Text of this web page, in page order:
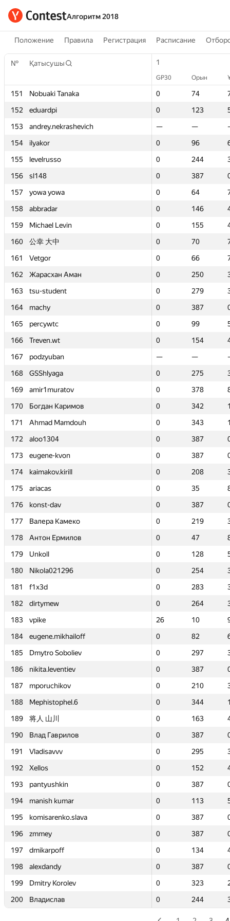
Алгоритм 2018
Положение Правила Регистрация Расписание
№ Қатысушы 1
GP30 Орын
151 Nobuaki Tanaka 0 74
152
eduardpi 0 123
153
andrey.nekrashevich — —
154
ilyakor 0 96
155
levelrusso 0 244
156
sl148 0 387
157
yowa yowa 0 64
158
abbradar 0 146
159
Michael Levin 0 155
160
公幸 大中 0 70
161
Vetgor 0 66
162
Жарасхан Аман 0 250
163
tsu-student 0 279
164
machy 0 387
165
percywtc 0 99
166
Treven.wt 0 154
167
podzyuban — —
168
GSShlyaga 0 275
169
amir1muratov 0 378
170
Богдан Каримов 0 342
171
Ahmad Mamdouh 0 343
172
aloo1304 0 387
173
eugene-kvon 0 387
174
kaimakov.kirill 0 208
175
ariacas 0 35
176
konst-dav 0 387
177
Валера Камеко 0 219
178
Антон Ермилов 0 47
179
Unkoll 0 128
180
Nikola021296 0 254
181
f1x3d 0 283
182
dirtymew 0 264
183
vpike 26 10
184
eugene.mikhailoff 0 82
185
Dmytro Soboliev 0 297
186
nikita.leventiev 0 387
187
mporuchikov 0 210
188
Mephistophel.6 0 344
189
将人 山川 0 163
190
Влад Гаврилов 0 387
191
Vladisavvv 0 295
192
Xellos 0 152
193
pantyushkin 0 387
194
manish kumar 0 113
195
komisarenko.slava 0 387
196
zmmey 0 387
197
dmikarpoff 0 134
198
alexdandy 0 387
199
Dmitry Korolev 0 323
200
Владислав 0 244
№ Қатысушы 1
GP30 Орын
151 Nobuaki Tanaka 0 74
152
eduardpi 0 123
153
andrey.nekrashevich — —
154
ilyakor 0 96
155
levelrusso 0 244
156
sl148 0 387
157
yowa yowa 0 64
158
abbradar 0 146
159
Michael Levin 0 155
160
公幸 大中 0 70
161
Vetgor 0 66
162
Жарасхан Аман 0 250
163
tsu-student 0 279
164
machy 0 387
165
percywtc 0 99
166
Treven.wt 0 154
167
podzyuban — —
168
GSShlyaga 0 275
169
amir1muratov 0 378
170
Богдан Каримов 0 342
171
Ahmad Mamdouh 0 343
172
aloo1304 0 387
173
eugene-kvon 0 387
174
kaimakov.kirill 0 208
175
ariacas 0 35
176
konst-dav 0 387
177
Валера Камеко 0 219
178
Антон Ермилов 0 47
179
Unkoll 0 128
180
Nikola021296 0 254
181
f1x3d 0 283
182
dirtymew 0 264
183
vpike 26 10
184
eugene.mikhailoff 0 82
185
Dmytro Soboliev 0 297
186
nikita.leventiev 0 387
187
mporuchikov 0 210
188
Mephistophel.6 0 344
189
将人 山川 0 163
190
Влад Гаврилов 0 387
191
Vladisavvv 0 295
192
Xellos 0 152
193
pantyushkin 0 387
194
manish kumar 0 113
195
komisarenko.slava 0 387
196
zmmey 0 387
197
dmikarpoff 0 134
198
alexdandy 0 387
199
Dmitry Korolev 0 323
200
Владислав 0 244